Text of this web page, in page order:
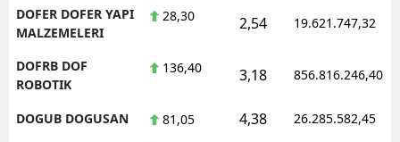
DOFER DOFER YAPI
MALZEMELERI
28,30 2,54 19.621.747,32
DOFRB DOF
ROBOTIK
136,40 3,18 856.816.246,40
DOGUB DOGUSAN 81,05 4,38 26.285.582,45